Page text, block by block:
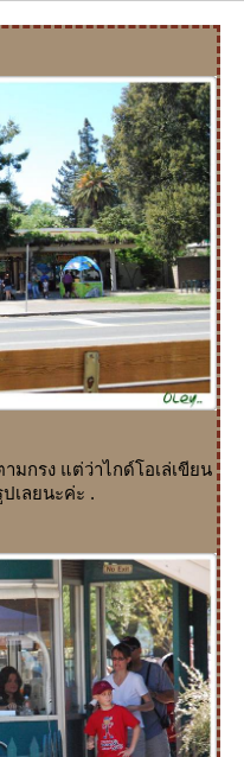
มกรง แต่ว่าไกด์โอเล่เขียน
ปเลยนะค่ะ .